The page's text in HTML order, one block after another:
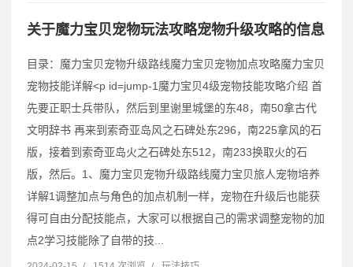
关于魔力宝贝宠物玩法攻略宠物升级攻略的信息
目录：魔力宝贝宠物升级路线魔力宝贝宠物加点攻略魔力宝贝
宠物技能详解˂p id=jump-1魔力宝贝4级宠物技能攻略介绍 首
先要正职士兵带队，然后到里谢里城堡的东48，南50拿古代
文明辞书 再来到索奇亚岛风之石碑处东296，南225拿风的石
版，接着到索奇亚岛火之石碑处东512，南233换取火的石
版，然后。1、魔力宝贝宠物升级路线魔力宝贝旅人宠物培养
详解1调整加点与角色的加点机制一样，宠物在升级后也能获
得可自由分配技能点，大家可以根据自己的需求调整宠物的加
点2学习技能除了自带的技...